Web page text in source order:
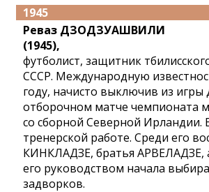
1945
Реваз ДЗОДЗУАШВИЛИ
(1945),
футболист, защитник
СССР. Международную
году, начисто выключив из
отборочном матче чемпионата
со сборной Северной Ирландии.
тренерской работе. Среди его
КИНКЛАДЗЕ, братья АРВЕЛАДЗЕ,
его руководством начала
задворков.